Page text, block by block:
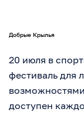
Добрые Крылья
20 июля в
фестиваль для
доступен